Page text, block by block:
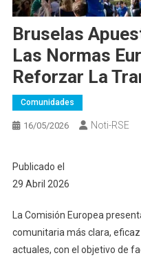
Bruselas
Las Normas
Reforzar La
Comunidades
16/05/2026 Noti-RSE
Publicado el
29 Abril 2026
La Comisión Europea
comunitaria más clara,
actuales, con el objetivo de